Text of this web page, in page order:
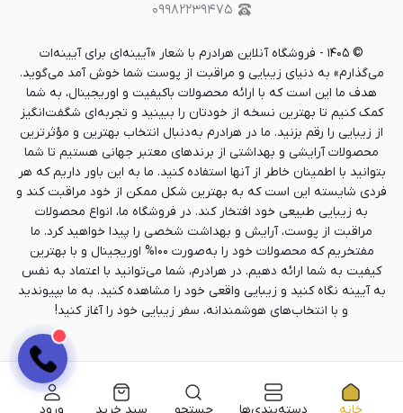
۰۹۹۸۲۲۳۹۴۷۵
© ۱۴۰۵ - فروشگاه آنلاین هرادرم با شعار «آیینه‌ای برای آیینه‌ات
می‌گذارم» به دنیای زیبایی و مراقبت از پوست شما خوش آمد می‌گوید.
هدف ما این است که با ارائه محصولات باکیفیت و اوریجینال، به شما
کمک کنیم تا بهترین نسخه از خودتان را ببینید و تجربه‌ای شگفت‌انگیز
از زیبایی را رقم بزنید. ما در هرادرم به‌دنبال انتخاب بهترین و مؤثرترین
محصولات آرایشی و بهداشتی از برندهای معتبر جهانی هستیم تا شما
بتوانید با اطمینان خاطر از آنها استفاده کنید. ما به این باور داریم که هر
فردی شایسته این است که به بهترین شکل ممکن از خود مراقبت کند و
به زیبایی طبیعی خود افتخار کند. در فروشگاه ما، انواع محصولات
مراقبت از پوست، آرایش و بهداشت شخصی را پیدا خواهید کرد. ما
مفتخریم که محصولات خود را به‌صورت ۱۰۰% اوریجینال و با بهترین
کیفیت به شما ارائه دهیم. در هرادرم، شما می‌توانید با اعتماد به نفس
به آیینه نگاه کنید و زیبایی واقعی خود را مشاهده کنید. به ما بپیوندید
و با انتخاب‌های هوشمندانه، سفر زیبایی خود را آغاز کنید!